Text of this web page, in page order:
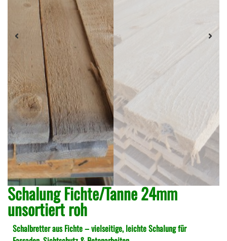
Schalung Fichte/Tanne 24mm
unsortiert roh
Schalbretter aus Fichte – vielseitige, leichte Schalung für